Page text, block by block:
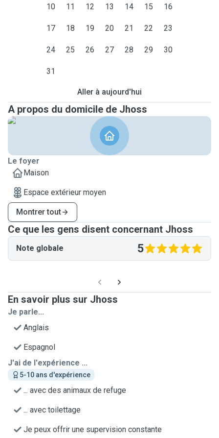
10 11 12 13 14 15 16
17 18 19 20 21 22 23
24 25 26 27 28 29 30
31
Aller à aujourd'hui
A propos du domicile de Jhoss
Le foyer
Maison
Espace extérieur moyen
Montrer tout
Ce que les gens disent concernant Jhoss
Note globale 5
En savoir plus sur Jhoss
Je parle...
Anglais
Espagnol
J'ai de l'expérience ...
5-10 ans d'expérience
... avec des animaux de refuge
... avec toilettage
Je peux offrir une supervision constante